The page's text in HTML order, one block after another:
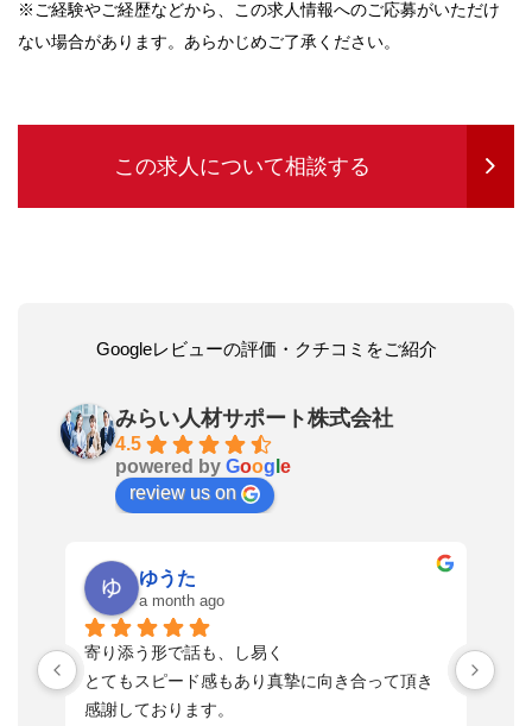
※ご経験やご経歴などから、この求人情報へのご応募がいただけ
ない場合があります。あらかじめご了承ください。
この求人について相談する
Googleレビューの評価・クチコミをご紹介
みらい人材サポート株式会社
4.5
powered by Goog e
review us on
ゆうた
a month ago
寄り添う形で話も、し易く
とてもスピード感もあり真摯に向き合って頂き
感謝しております。